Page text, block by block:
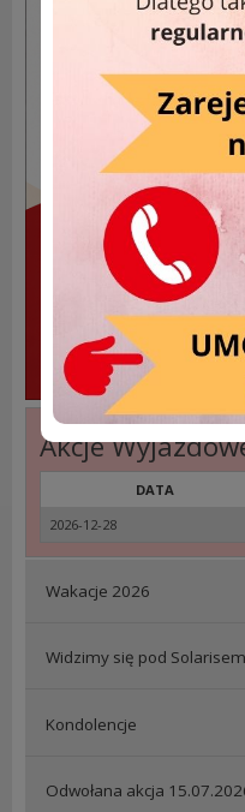
Akcje
DATA
2026-12-28
Wakacje 2026
Widzimy się pod Solarisem
Kondolencje
Odwołana akcja